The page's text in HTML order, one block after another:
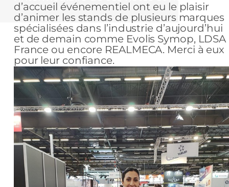
d’accueil événementiel ont eu le plaisir
d’animer les stands de plusieurs marques
spécialisées dans l’industrie d’aujourd’hui
et de demain comme Evolis Symop, LDSA
France ou encore REALMECA. Merci à eux
pour leur confiance.